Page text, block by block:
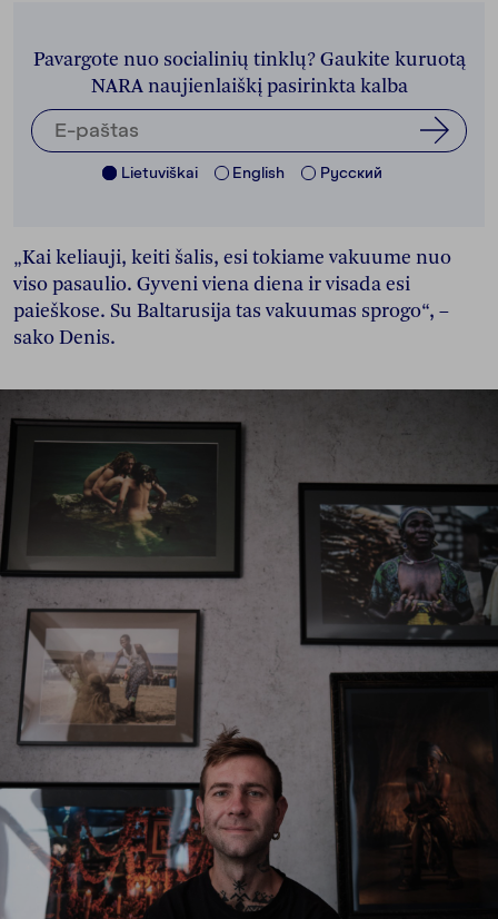
Pavargote nuo socialinių tinklų? Gaukite kuruotą
NARA naujienlaiškį pasirinkta kalba
Lietuviškai English Pусский
„Kai keliauji, keiti šalis, esi tokiame vakuume nuo
viso pasaulio. Gyveni viena diena ir visada esi
paieškose. Su Baltarusija tas vakuumas sprogo“, –
sako Denis.